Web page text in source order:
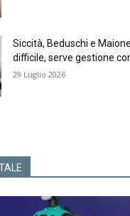
Siccità, Beduschi e
difficile, serve gestione
29 Luglio 2026